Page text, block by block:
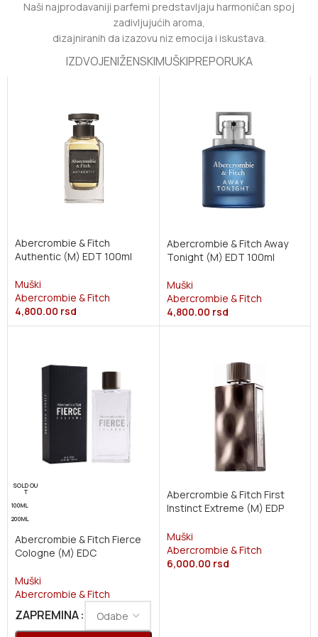
Naši najprodavaniji parfemi predstavljaju harmoničan spoj
zadivljujućih aroma,
dizajniranih da izazovu niz emocija i iskustava.
IZDVOJENIŽENSKIMUŠKIPREPORUKA
Abercrombie & Fitch
Authentic (M) EDT 100ml
Muški
Abercrombie & Fitch
4,800.00 rsd
Abercrombie & Fitch Away
Tonight (M) EDT 100ml
Muški
Abercrombie & Fitch
4,800.00 rsd
SOLD OU
T
100ML
200ML
Abercrombie & Fitch Fierce
Cologne (M) EDC
Muški
Abercrombie & Fitch
ZAPREMINA
Abercrombie & Fitch First
Instinct Extreme (M) EDP
Muški
Abercrombie & Fitch
6,000.00 rsd